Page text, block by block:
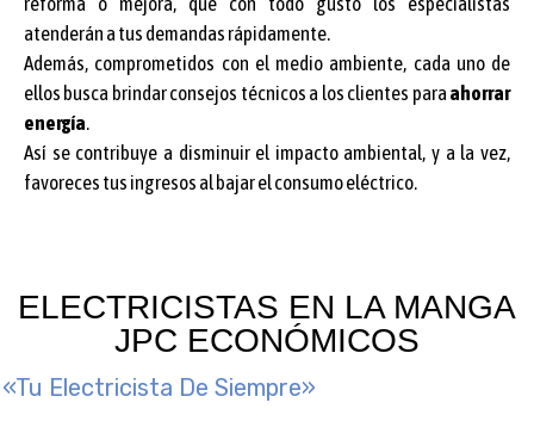
atenderán a tus demandas rápidamente.
Además, comprometidos con el medio ambiente, cada uno de
ellos busca brindar consejos técnicos a los clientes para ahorrar
energía.
Así se contribuye a disminuir el impacto ambiental, y a la vez,
favoreces tus ingresos al bajar el consumo eléctrico.
ELECTRICISTAS EN LA MANGA
JPC ECONÓMICOS
«Tu Electricista De Siempre»